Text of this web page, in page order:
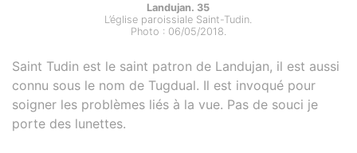
Landujan. 35
L’église paroissiale Saint-Tudin.
Photo : 06/05/2018.
Saint Tudin est le saint patron de Landujan, il est aussi
connu sous le nom de Tugdual. Il est invoqué pour
soigner les problèmes liés à la vue. Pas de souci je
porte des lunettes.